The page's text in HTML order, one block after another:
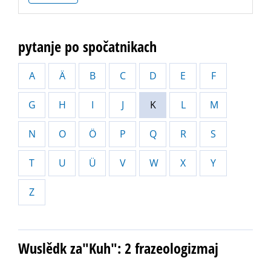
pytanje po spočatnikach
A Ä B C D E F
G H I J K L M
N O Ö P Q R S
T U Ü V W X Y
Z
Wuslědk za"Kuh": 2 frazeologizmaj